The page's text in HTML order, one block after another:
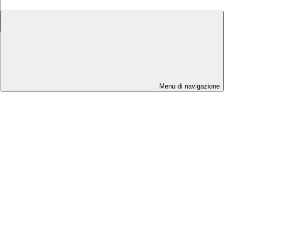
Menu di navigazione